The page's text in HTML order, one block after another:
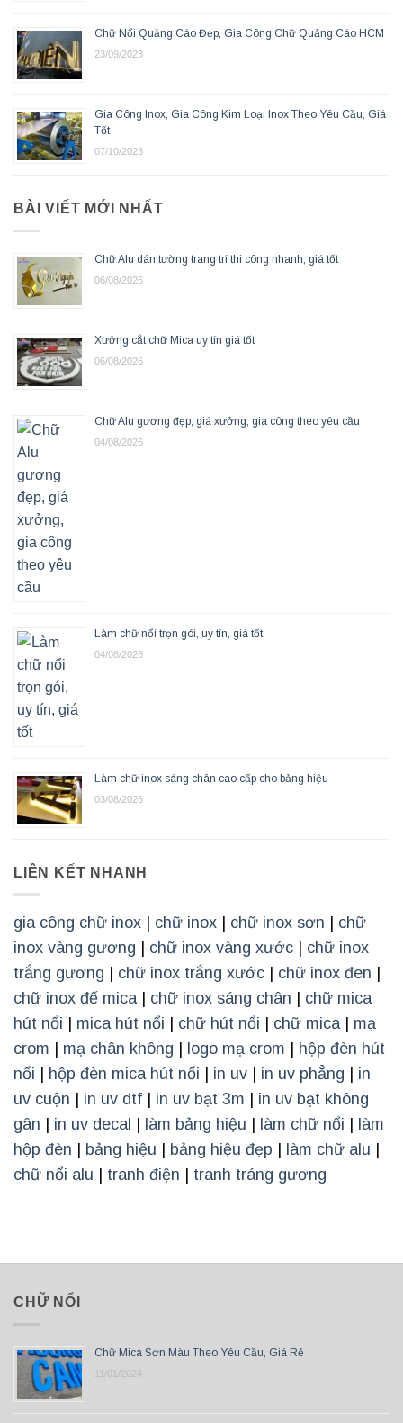
Chữ Nổi Quảng Cáo Đẹp, Gia Công Chữ Quảng Cáo HCM
23/09/2023
Gia Công Inox, Gia Công Kim Loại Inox Theo Yêu Cầu, Giá
Tốt
07/10/2023
BÀI VIẾT MỚI NHẤT
Chữ Alu dán tường trang trí thi công nhanh, giá tốt
06/08/2026
Xưởng cắt chữ Mica uy tín giá tốt
06/08/2026
Chữ Alu gương đẹp, giá xưởng, gia công theo yêu cầu
04/08/2026
Làm chữ nổi trọn gói, uy tín, giá tốt
04/08/2026
Làm chữ inox sáng chân cao cấp cho bảng hiệu
03/08/2026
LIÊN KẾT NHANH
gia công chữ inox chữ inox chữ inox sơn
chữ
inox vàng gương
chữ inox vàng xước
chữ inox
trắng gương
chữ inox trắng xước chữ inox đen
chữ inox đế mica| chữ inox sáng chân
chữ mica
hút nổi
mica hút nổi chữ hút nổi chữ mica| mạ
crom
mạ chân không logo mạ crom
hộp đèn hút
nổi
hộp đèn mica hút nổi in uv in uv phẳng
in
uv cuộn
in uv dtf in uv bạt 3m
in uv bạt không
gân
in uv decal làm bảng hiệu làm chữ nổi
làm
hộp đèn
bảng hiệu bảng hiệu đẹp làm chữ alu
chữ nổi alu
tranh điện tranh tráng gương
CHỮ NỔI
Chữ Mica Sơn Màu Theo Yêu Cầu, Giá Rẻ
11/01/2024